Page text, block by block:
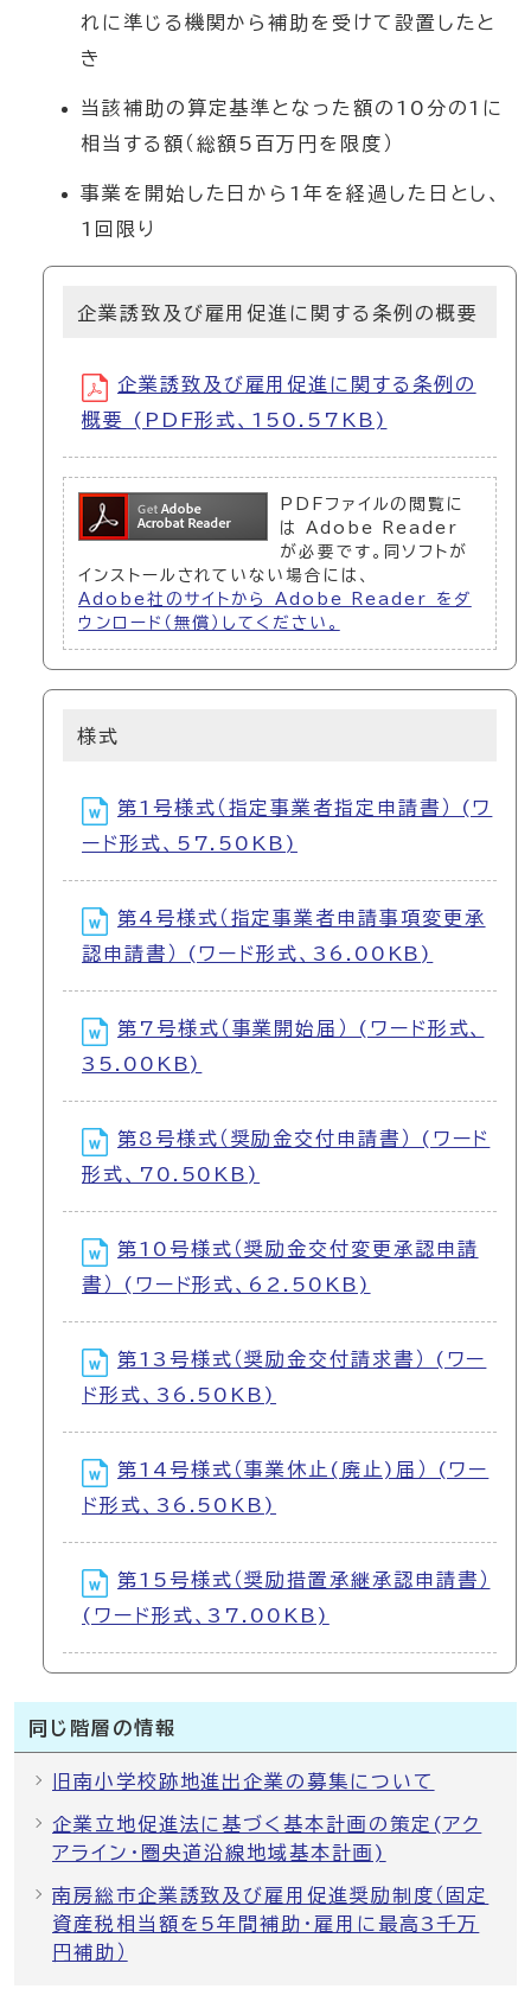
れに準じる機関から補助を受けて設置したと
き
当該補助の算定基準となった額の10分の1に
相当する額（総額5百万円を限度）
事業を開始した日から1年を経過した日とし、
1回限り
企業誘致及び雇用促進に関する条例の概要
企業誘致及び雇用促進に関する条例の
概要 (PDF形式、150.57KB)
PDFファイルの閲覧に
は Adobe Reader
が必要です。同ソフトが
インストールされていない場合には、
Adobe社のサイトから Adobe Reader をダ
ウンロード（無償）してください。
様式
第1号様式（指定事業者指定申請書） (ワ
ード形式、57.50KB)
第4号様式（指定事業者申請事項変更承
認申請書） (ワード形式、36.00KB)
第7号様式（事業開始届） (ワード形式、
35.00KB)
第8号様式（奨励金交付申請書） (ワード
形式、70.50KB)
第10号様式（奨励金交付変更承認申請
書） (ワード形式、62.50KB)
第13号様式（奨励金交付請求書） (ワー
ド形式、36.50KB)
第14号様式（事業休止(廃止)届） (ワー
ド形式、36.50KB)
第15号様式（奨励措置承継承認申請書）
(ワード形式、37.00KB)
同じ階層の情報
旧南小学校跡地進出企業の募集について
企業立地促進法に基づく基本計画の策定(アク
アライン・圏央道沿線地域基本計画)
南房総市企業誘致及び雇用促進奨励制度（固定
資産税相当額を5年間補助・雇用に最高3千万
円補助）